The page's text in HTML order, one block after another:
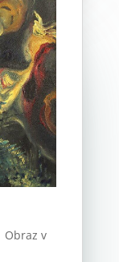
Obraz v